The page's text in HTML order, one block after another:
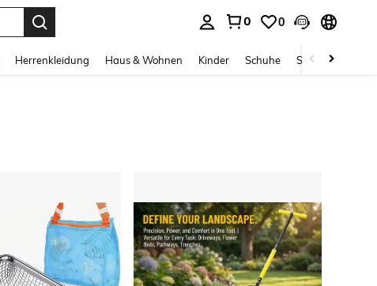
0 0
Herrenkleidung Haus & Wohnen Kinder Schuhe Schmuck &